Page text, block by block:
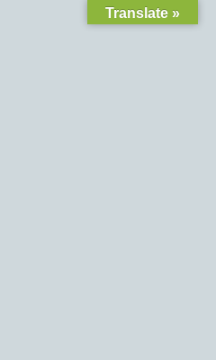
Translate »